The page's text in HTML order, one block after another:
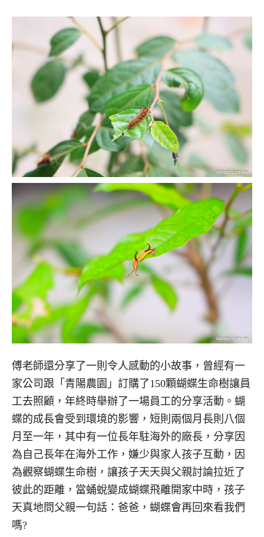
傅老師還分享了一則令人感動的小故事，曾經有一
家公司跟「青陽農園」訂購了150顆蝴蝶生命樹讓員
工去照顧，年終時舉辦了一場員工的分享活動。蝴
蝶的成長會受到環境的影響，短則兩個月長則八個
月至一年，其中有一位長年駐海外的廠長，分享因
為自己長年在海外工作，嫌少與家人孩子互動，因
為觀察蝴蝶生命樹，讓孩子天天與父親討論拉近了
彼此的距離，當蛹蛻變成蝴蝶飛離開家中時，孩子
天真地問父親一句話：爸爸，蝴蝶會再回來看我們
嗎?